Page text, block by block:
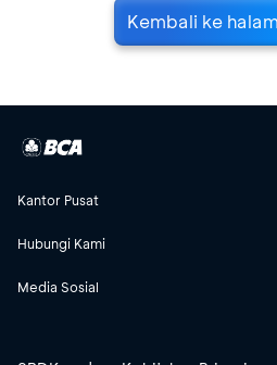
Kembali ke
Kantor Pusat
Hubungi Kami
Media Sosial